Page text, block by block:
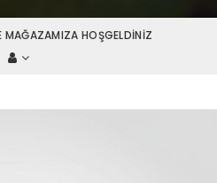
MAĞAZAMIZA HOŞGELDINIZ